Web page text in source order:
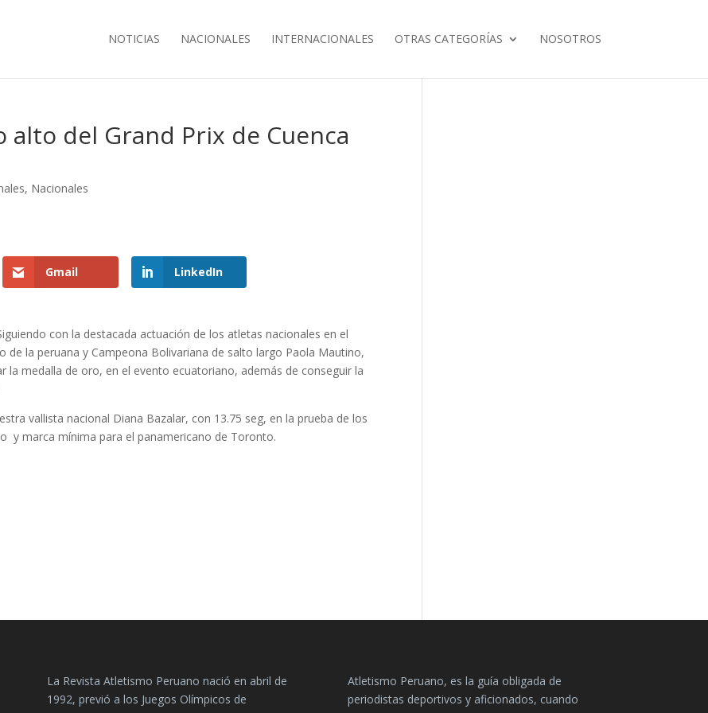
NOTICIAS NACIONALES INTERNACIONALES OTRAS CATEGORÍAS NOSOTROS
alto del Grand Prix de Cuenca
, Nacionales
Gmail LinkedIn
con la destacada actuación de los atletas nacionales en el
de la peruana y Campeona Bolivariana de salto largo Paola Mautino,
la medalla de oro, en el evento ecuatoriano, además de conseguir la
vallista nacional Diana Bazalar, con 13.75 seg, en la prueba de los
y marca mínima para el panamericano de Toronto.
La Revista Atletismo Peruano nació en abril de
1992, previó a los Juegos Olímpicos de
Atletismo Peruano, es la guía obligada de
periodistas deportivos y aficionados, cuando